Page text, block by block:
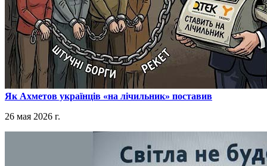
​Як Ахметов українців «на лічильник» поставив
26 мая 2026 г.